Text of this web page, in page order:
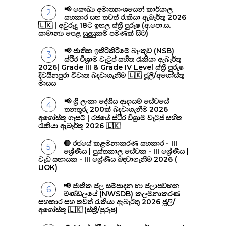
📢 සෞඛ්‍ය අමාත්‍යාංශයෙන් කාර්යාල
සහකාර සහ තවත් රැකියා ඇබෑර්තු 2026
🇱🇰 | අවුරුදු 18ට ඉහල ස්ත්‍රී පුරුෂ (අ.පො.ස.
සාමාන්‍ය පෙළ සුදුසුකම් පමණක් සිට)
📢 ජාතික ඉතිරිකිරීමේ බැංකුව (NSB)
ස්ථිර විශ්‍රාම වැටුප් සහිත රැකියා ඇබෑර්තු
2026| Grade III & Grade IV Level ස්ත්‍රී පුරුෂ
දිවයිනපුරා විවෘත බඳවාගැනීම 🇱🇰 ජූලි/අගෝස්තු
මාසය
📢 ශ්‍රී ලංකා දේශීය ආදායම් සේවයේ
තනතුරු 200ක් බඳවාගැනීම 2026
අගෝස්තු ගැසට් | රජයේ ස්ථිර විශ්‍රාම වැටුප් සහිත
රැකියා ඇබෑර්තු 2026 🇱🇰
🔴 රජයේ කළමනාකරණ සහකාර - III
ශ්‍රේණිය | පුස්තකාල සේවක - III ශ්‍රේණිය |
වැඩ සහායක - III ශ්‍රේණිය බඳවාගැනීම 2026 (
UOK)
📢 ජාතික ජල සම්පාදන හා ජලාපවහන
මණ්ඩලයේ (NWSDB) කලමනාකරණ
සහකාර සහ තවත් රැකියා ඇබෑර්තු 2026 ජූලි/
අගෝස්තු 🇱🇰 (ස්ත්‍රී/පුරුෂ)